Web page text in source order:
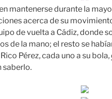
mantenerse durante la
acerca de su
de vuelta a Cádiz, donde
de la mano; el resto se
Pérez, cada uno a su bola,
saberlo.